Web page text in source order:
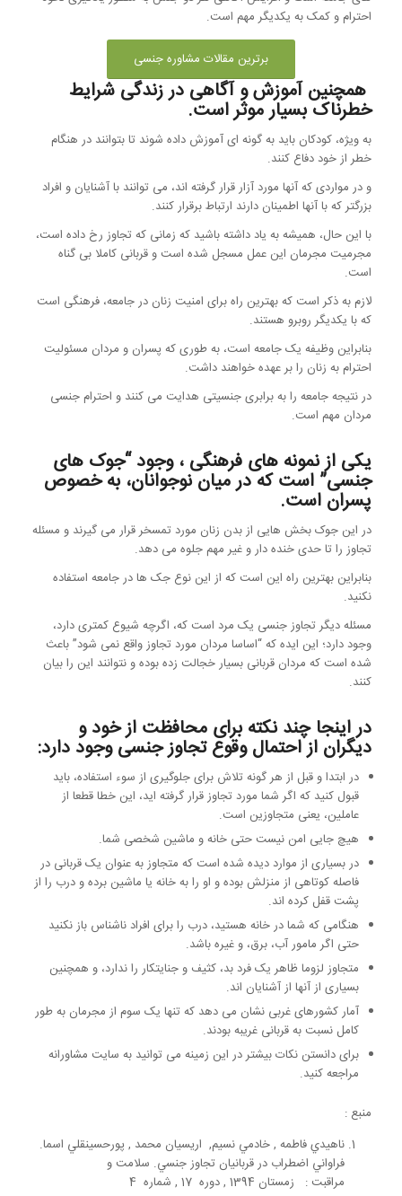
احترام و کمک به یکدیگر مهم است.
برترین مقالات مشاوره جنسی
همچنین آموزش و آگاهی در زندگی شرایط
خطرناک بسیار موثر است.
به ویژه، کودکان باید به گونه ای آموزش داده شوند تا بتوانند در هنگام
خطر از خود دفاع کنند.
و در مواردی که آنها مورد آزار قرار گرفته اند، می توانند با آشنایان و افراد
بزرگتر که با آنها اطمینان دارند ارتباط برقرار کنند.
با این حال، همیشه به یاد داشته باشید که زمانی که تجاوز رخ داده است،
مجرمیت مجرمان این عمل مسجل شده است و قربانی کاملا بی گناه
است.
لازم به ذکر است که بهترین راه برای امنیت زنان در جامعه، فرهنگی است
که با یکدیگر روبرو هستند.
بنابراین وظیفه یک جامعه است، به طوری که پسران و مردان مسئولیت
احترام به زنان را بر عهده خواهند داشت.
در نتیجه جامعه را به برابری جنسیتی هدایت می کنند و احترام جنسی
مردان مهم است.
یکی از نمونه های فرهنگی ، وجود “جوک های
جنسی” است که در میان نوجوانان، به خصوص
پسران است.
در این جوک بخش هایی از بدن زنان مورد تمسخر قرار می گیرند و مسئله
تجاوز را تا حدی خنده دار و غیر مهم جلوه می دهد.
بنابراین بهترین راه این است که از این نوع جک ها در جامعه استفاده
نکنید.
مسئله دیگر تجاوز جنسی یک مرد است که، اگرچه شیوع کمتری دارد،
وجود دارد؛ این ایده که “اساسا مردان مورد تجاوز واقع نمی شود” باعث
شده است که مردان قربانی بسیار خجالت زده بوده و نتوانند این را بیان
کنند.
در اینجا چند نکته برای محافظت از خود و
دیگران از احتمال وقوع تجاوز جنسی وجود دارد:
در ابتدا و قبل از هر گونه تلاش برای جلوگیری از سوء استفاده، باید
قبول کنید که اگر شما مورد تجاوز قرار گرفته اید، این خطا قطعا از
عاملین، یعنی متجاوزین است.
هیچ جایی امن نیست حتی خانه و ماشین شخصی شما.
در بسیاری از موارد دیده شده است که متجاوز به عنوان یک قربانی در
فاصله کوتاهی از منزلش بوده و او را به خانه یا ماشین برده و درب را از
پشت قفل کرده اند.
هنگامی که شما در خانه هستید، درب را برای افراد ناشناس باز نکنید
حتی اگر مامور آب، برق، و غیره باشد.
متجاوز لزوما ظاهر یک فرد بد، کثیف و جنایتکار را ندارد، و همچنین
بسیاری از آنها از آشنایان اند.
آمار کشورهای غربی نشان می دهد که تنها یک سوم از مجرمان به طور
کامل نسبت به قربانی غریبه بودند.
برای دانستن نکات بیشتر در این زمینه می توانید به سایت مشاورانه
مراجعه کنید.
منبع :
ناهيدي فاطمه , خادمي نسيم, اريسيان محمد , پورحسينقلي اسما.
فراواني اضطراب در قربانيان تجاوز جنسي. سلامت و
مراقبت : زمستان 1394 , دوره 17 , شماره 4